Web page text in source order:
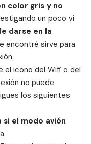
color gris y no
un poco vi
darse en la
encontré sirve para
el icono del Wifi o del
no puede
los siguientes
si el modo avión